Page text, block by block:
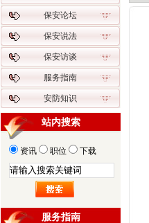
保安论坛
保安说法
保安访谈
服务指南
安防知识
站内搜索
资讯 职位 下载
服务指南